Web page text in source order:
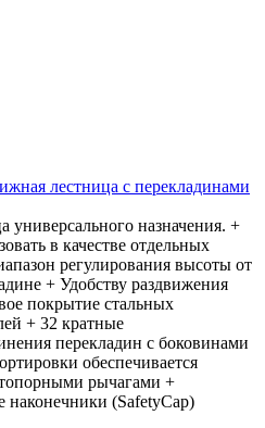
лестница с перекладинами
универсального назначения. +
в качестве отдельных
регулирования высоты от
+ Удобству раздвижения
покрытие стальных
+ 32 кратные
перекладин с боковинами
обеспечивается
рычагами +
наконечники (SafetyCap)